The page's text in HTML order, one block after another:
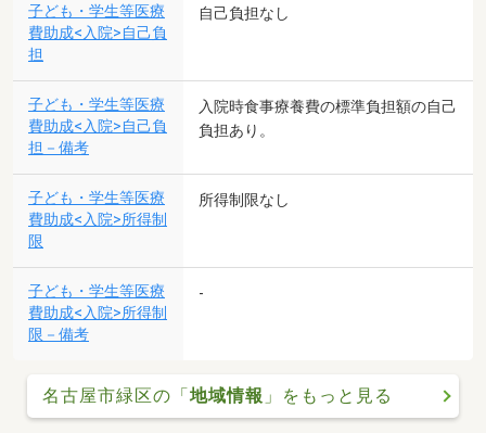
子ども・学生等医療
費助成<入院>自己負
担
自己負担なし
子ども・学生等医療
費助成<入院>自己負
担－備考
入院時食事療養費の標準負担額の自己
負担あり。
子ども・学生等医療
費助成<入院>所得制
限
所得制限なし
子ども・学生等医療
費助成<入院>所得制
限－備考
-
名古屋市緑区の「 地域情報 」をもっと見る